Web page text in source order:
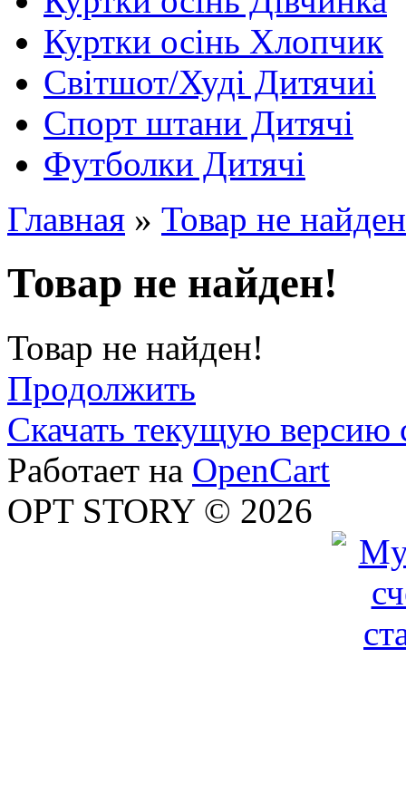
Куртки осінь Хлопчик
Світшот/Худі Дитячиі
Спорт штани Дитячі
Футболки Дитячі
Главная » Товар не
Товар не найден!
Товар не найден!
Продолжить
Скачать текущую версию
Работает на OpenCart
OPT STORY © 2026